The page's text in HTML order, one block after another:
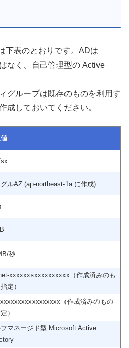
下表のとおりです。ADは
なく、自己管理型の Active
グループは既存のものを利用す
成しておいてください。
ルAZ (ap-northeast-1a に作成)
秒
xxxxxxxxxxxxxxxxx（作成済みのも
定）
（作成済みのもの
）
マネージド型 Microsoft Active